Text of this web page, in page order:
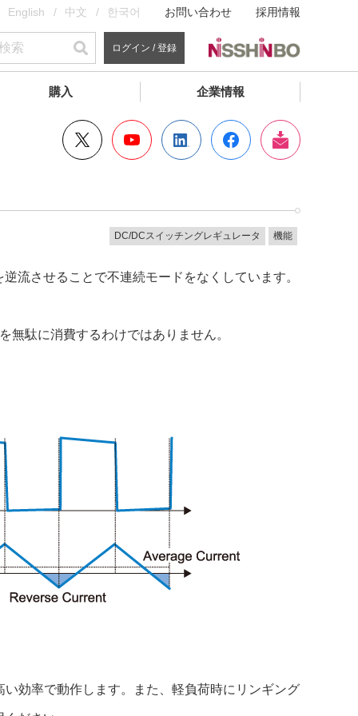
English 中文 한국어 お問い合わせ 採用情報
ログイン / 登録
購入 企業情報
DC/DCスイッチングレギュレータ 機能
流させることで不連続モードをなくしています。
無駄に消費するわけではありません。
効率で動作します。また、軽負荷時にリンギング